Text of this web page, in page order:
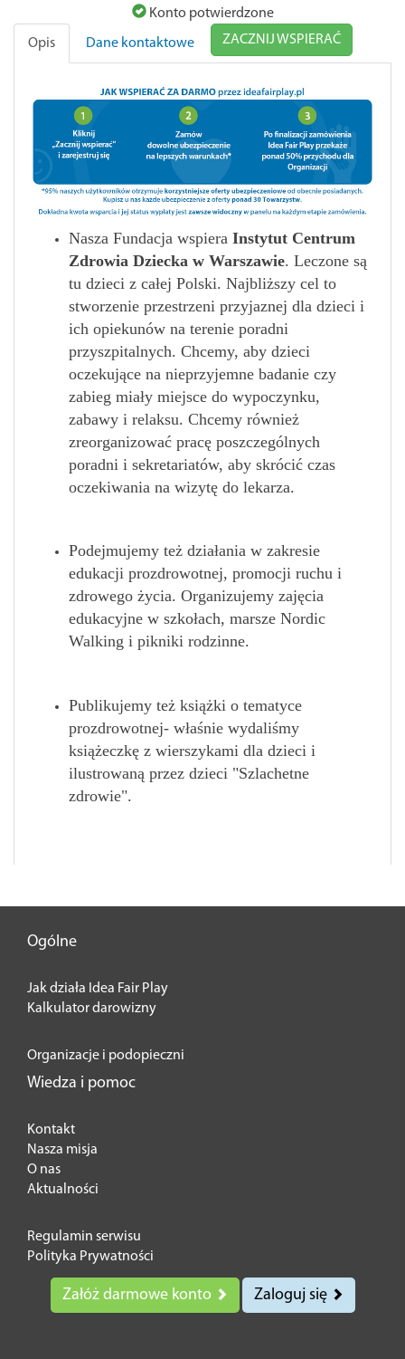
Konto potwierdzone
Opis Dane kontaktowe ZACZNIJ WSPIERAĆ
Nasza Fundacja wspiera Instytut Centrum
Zdrowia Dziecka w Warszawie. Leczone są
tu dzieci z całej Polski. Najbliższy cel to
stworzenie przestrzeni przyjaznej dla dzieci i
ich opiekunów na terenie poradni
przyszpitalnych. Chcemy, aby dzieci
oczekujące na nieprzyjemne badanie czy
zabieg miały miejsce do wypoczynku,
zabawy i relaksu. Chcemy również
zreorganizować pracę poszczególnych
poradni i sekretariatów, aby skrócić czas
oczekiwania na wizytę do lekarza.
Podejmujemy też działania w zakresie
edukacji prozdrowotnej, promocji ruchu i
zdrowego życia. Organizujemy zajęcia
edukacyjne w szkołach, marsze Nordic
Walking i pikniki rodzinne.
Publikujemy też książki o tematyce
prozdrowotnej- właśnie wydaliśmy
książeczkę z wierszykami dla dzieci i
ilustrowaną przez dzieci "Szlachetne
zdrowie".
Ogólne
Jak działa Idea Fair Play
Kalkulator darowizny
Organizacje i podopieczni
Wiedza i pomoc
Kontakt
Nasza misja
O nas
Aktualności
Regulamin serwisu
Polityka Prywatności
Załóż darmowe konto Zaloguj się